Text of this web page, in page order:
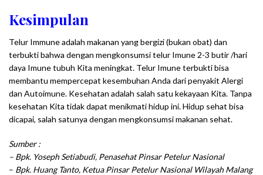
Kesimpulan
Telur Immune adalah makanan yang bergizi (bukan obat) dan
terbukti bahwa dengan mengkonsumsi telur Imune 2-3 butir /hari
daya Imune tubuh Kita meningkat. Telur Imune terbukti bisa
membantu mempercepat kesembuhan Anda dari penyakit Alergi
dan Autoimune. Kesehatan adalah salah satu kekayaan Kita. Tanpa
kesehatan Kita tidak dapat menikmati hidup ini. Hidup sehat bisa
dicapai, salah satunya dengan mengkonsumsi makanan sehat.
Sumber :
– Bpk. Yoseph Setiabudi, Penasehat Pinsar Petelur Nasional
– Bpk. Huang Tanto, Ketua Pinsar Petelur Nasional Wilayah Malang